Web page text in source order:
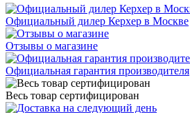
Официальный дилер Керхер в Москве
Отзывы о магазине
Официальная гарантия производителя
Весь товар сертифицирован